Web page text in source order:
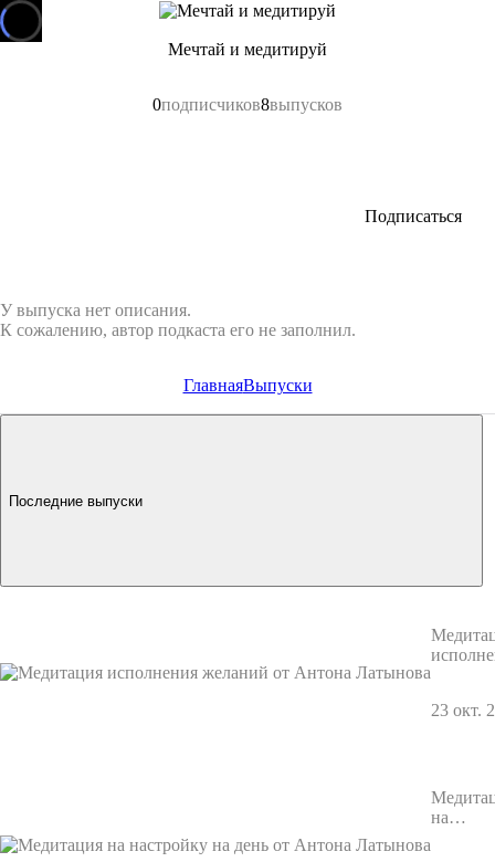
Мечтай и медитируй
0подписчиков8выпусков
Подписаться
У выпуска нет описания.
К сожалению, автор подкаста его не заполнил.
ГлавнаяВыпуски
Последние выпуски
23 окт.
на